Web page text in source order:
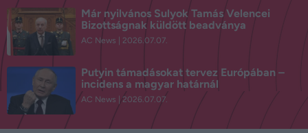
Már nyilvános Sulyok Tamás Velencei
Bizottságnak küldött beadványa
AC News 2026.07.07.
Putyin támadásokat tervez Európában –
incidens a magyar határnál
AC News 2026.07.07.